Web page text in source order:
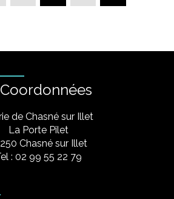
Coordonnées
de Chasné sur Illet
La Porte Pilet
Chasné sur Illet
: 02 99 55 22 79